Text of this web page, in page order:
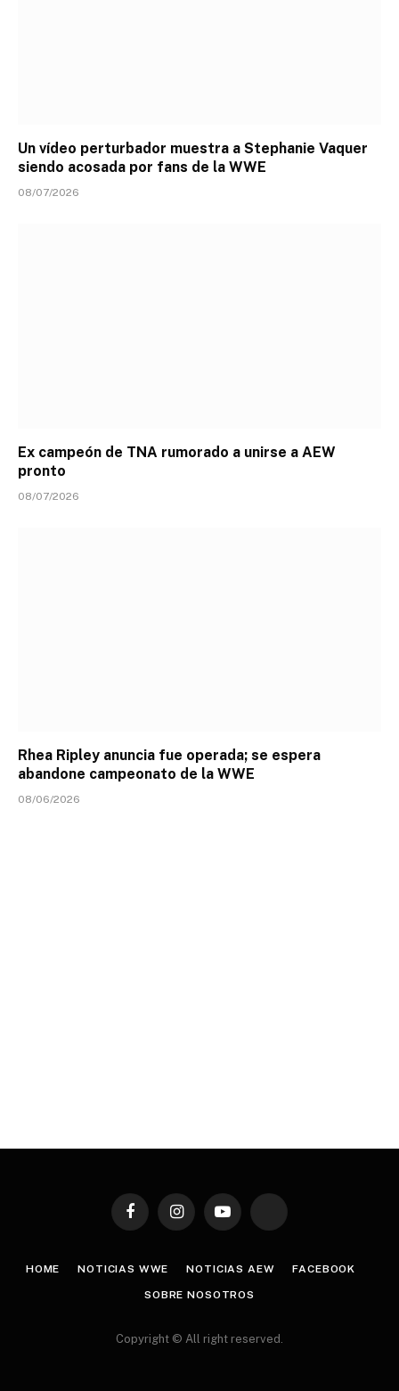
Un vídeo perturbador muestra a Stephanie Vaquer
siendo acosada por fans de la WWE
08/07/2026
Ex campeón de TNA rumorado a unirse a AEW
pronto
08/07/2026
Rhea Ripley anuncia fue operada; se espera
abandone campeonato de la WWE
08/06/2026
FacebookInstagramYouTube TikTok
HOME NOTICIAS WWE NOTICIAS AEW FACEBOOK
SOBRE NOSOTROS
Copyright © All right reserved.